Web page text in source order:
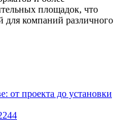
площадок, что
для компаний различного
от проекта до установки